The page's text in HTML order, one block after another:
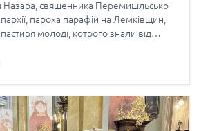
Назара, священника Перемишльсько-
пароха парафій на Лемківщин,
молоді, котрого знали від
голів єпархіяльних молодіжних
[…]